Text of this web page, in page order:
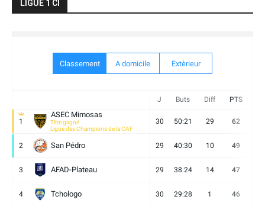
LIGUE 1 CI
Classement A domicile Extèrieur
J Buts Diff PTS
1
ASEC Mimosas
Titre gagné
Ligue des Champions de la CAF
30 50:21 29 62
2 San Pédro 29 40:30 10 49
3 AFAD-Plateau 29 38:24 14 47
4 Tchologo 30 29:28 1 46